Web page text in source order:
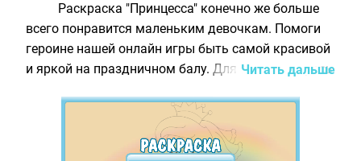
Раскраска "Принцесса" конечно же больше
всего понравится маленьким девочкам. Помоги
героине нашей онлайн игры быть самой красивой
и яркой на праздничном балу. Для этого раскрась
различных цветов. Выбирай мышкой нужный цвет
и раскрашивай рисунок так, как только захочешь!
Попробуй подобрать самые лучшие сочетания
Читать дальше